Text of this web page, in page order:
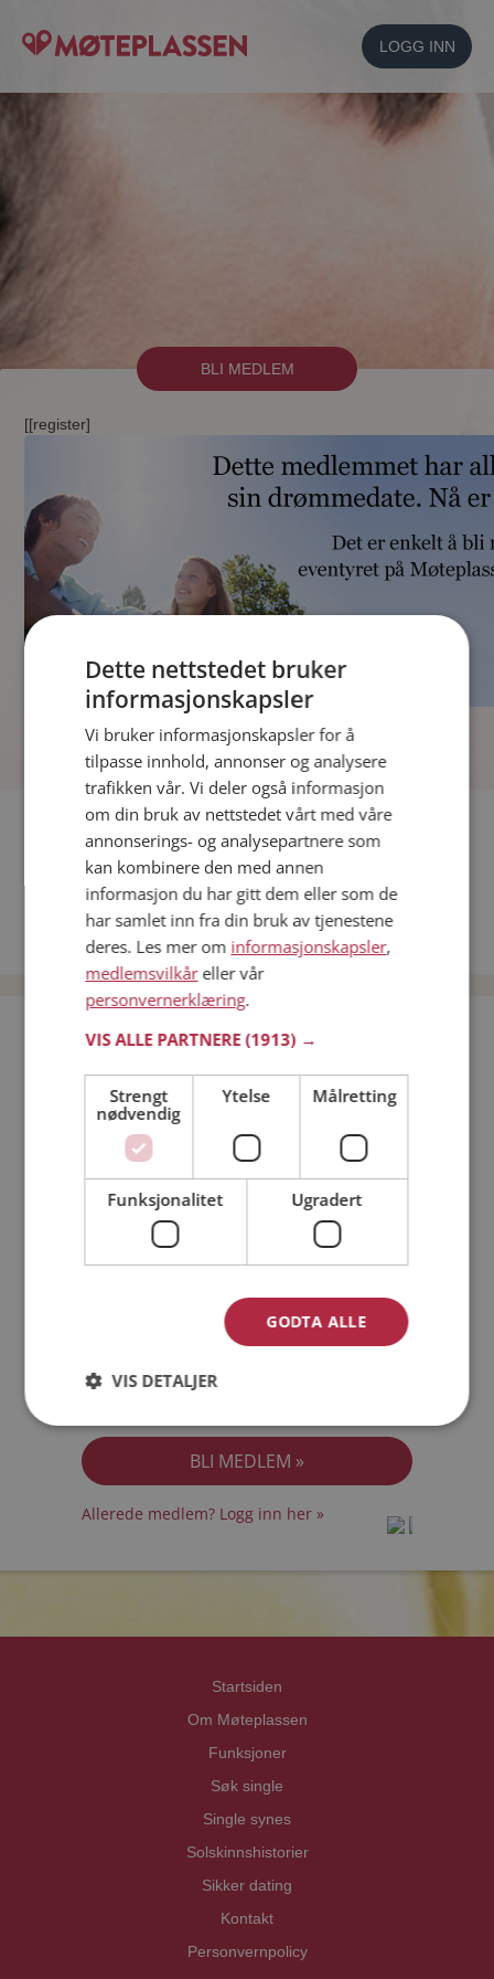
LOGG INN
BLI MEDLEM
[[register]
Fler single
Date menn i Norge
Date kvinner i Norge
Bli medlem gratis!
Jeg er en: Mann Kvinne
Min alder:
Jeg akseptererMedlemsvilkårene
Allerede medlem? Logg inn her »
Startsiden
Om Møteplassen
Funksjoner
Søk single
Single synes
Solskinnshistorier
Sikker dating
Kontakt
Personvernpolicy
Dette nettstedet bruker
informasjonskapsler
Vi bruker informasjonskapsler for å
tilpasse innhold, annonser og analysere
trafikken vår. Vi deler også informasjon
om din bruk av nettstedet vårt med våre
annonserings- og analysepartnere som
kan kombinere den med annen
informasjon du har gitt dem eller som de
har samlet inn fra din bruk av tjenestene
deres. Les mer om informasjonskapsler,
medlemsvilkåreller vår
personvernerklæring.
VIS ALLE PARTNERE(1913) →
Strengt
nødvendig
Ytelse Målretting
Funksjonalitet Ugradert
GODTA ALLE
VIS DETALJER